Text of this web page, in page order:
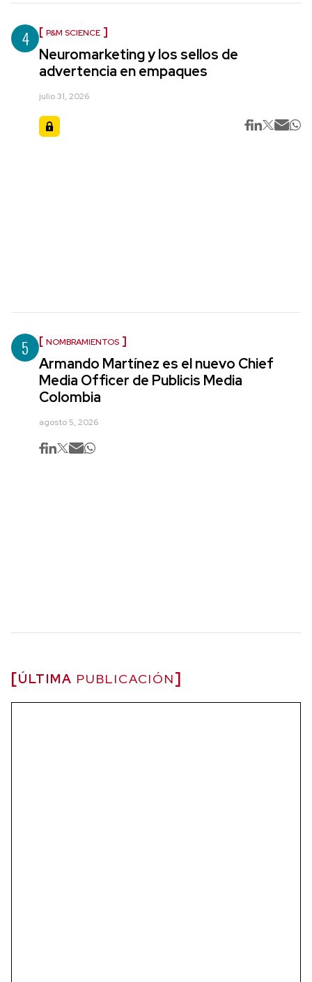
4 P&M SCIENCE
Neuromarketing y los sellos de
advertencia en empaques
julio 31, 2026
5 NOMBRAMIENTOS
Armando Martínez es el nuevo Chief
Media Officer de Publicis Media
Colombia
agosto 5, 2026
ÚLTIMA PUBLICACIÓN